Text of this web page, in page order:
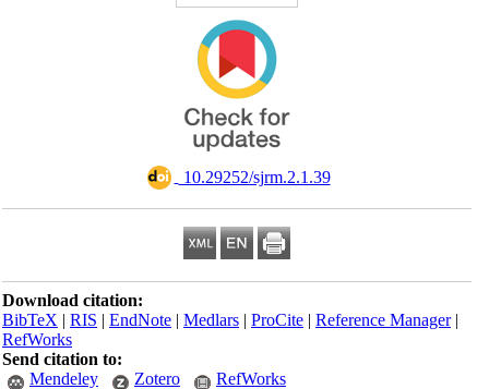
‎ 10.29252/sjrm.2.1.39
Download citation:
BibTeX|RIS|EndNote|Medlars|ProCite|Reference Manager
RefWorks
Send citation to:
Mendeley
Zotero RefWorks